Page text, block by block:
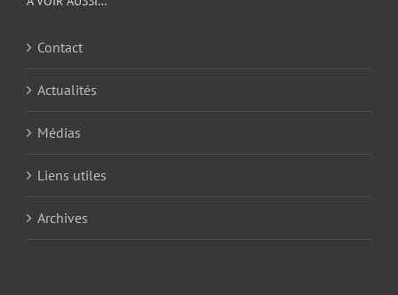
Contact
Actualités
Médias
Liens utiles
Archives